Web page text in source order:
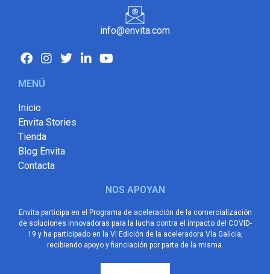
info@envita.com
MENÚ
Inicio
Envita Stories
Tienda
Blog Envita
Contacta
NOS APOYAN
Envita participa en el Programa de aceleración de la comercialización
de soluciones innovadoras para la lucha contra el impacto del COVID-
19 y ha participado en la VI Edición de la aceleradora Vía Galicia,
recibiendo apoyo y fianciación por parte de la misma.